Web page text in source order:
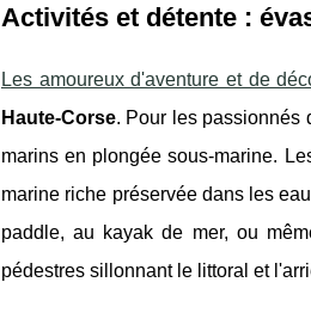
Activités et détente :
Les amoureux d'aventure et de
Haute-Corse. Pour les passionnés
marins en plongée sous-marine.
marine riche préservée dans les
paddle, au kayak de mer, ou
pédestres sillonnant le littoral et